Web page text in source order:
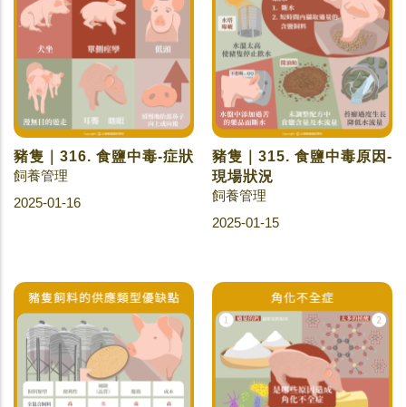
豬隻｜316. 食鹽中毒-症狀
飼養管理
2025-01-16
豬隻｜315. 食鹽中毒原因-
現場狀況
飼養管理
2025-01-15